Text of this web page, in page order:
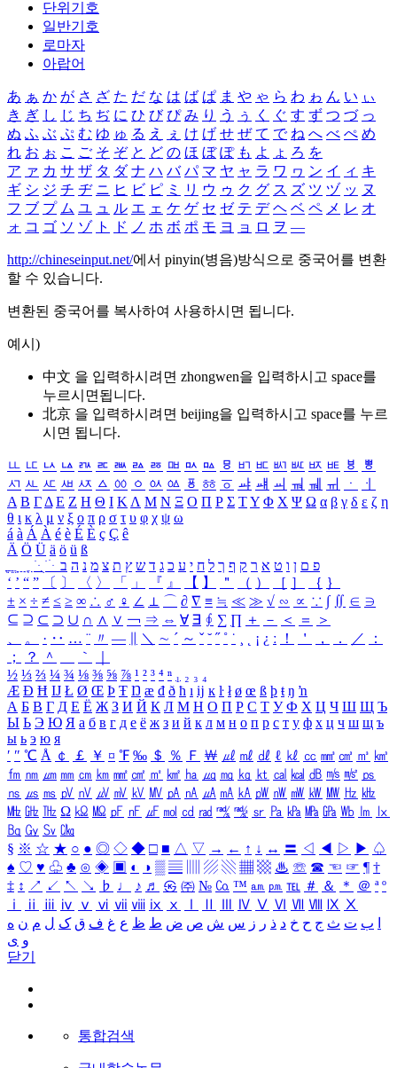
단위기호
일반기호
로마자
아랍어
あ ぁ か が さ ざ た だ な は ば ぱ ま や ゃ ら わ ゎ ん い ぃ
き ぎ し じ ち ぢ に ひ び ぴ み り う ぅ く ぐ す ず つ づ っ
ぬ ふ ぶ ぷ む ゆ ゅ る え ぇ け げ せ ぜ て で ね へ べ ぺ め
れ お ぉ こ ご そ ぞ と ど の ほ ぼ ぽ も よ ょ ろ を
ア ァ カ サ ザ タ ダ ナ ハ バ パ マ ヤ ャ ラ ワ ヮ ン イ ィ キ
ギ シ ジ チ ヂ ニ ヒ ビ ピ ミ リ ウ ゥ ク グ ス ズ ツ ヅ ッ ヌ
フ ブ プ ム ユ ュ ル エ ェ ケ ゲ セ ゼ テ デ ヘ ベ ペ メ レ オ
ォ コ ゴ ソ ゾ ト ド ノ ホ ボ ポ モ ヨ ョ ロ ヲ ―
http://chineseinput.net/에서 pinyin(병음)방식으로 중국어를 변환
할 수 있습니다.
변환된 중국어를 복사하여 사용하시면 됩니다.
예시)
中文 을 입력하시려면 zhongwen을 입력하시고 space를
누르시면됩니다.
北京 을 입력하시려면 beijing을 입력하시고 space를 누르
시면 됩니다.
ㅥ ㅦ ㅧ ㅨ ㅩ ㅪ ㅫ ㅬ ㅭ ㅮ ㅯ ㅰ ㅱ ㅲ ㅳ ㅴ ㅵ ㅶ ㅷ ㅸ
ㅹ
ㅺ ㅻ ㅼ ㅽ ㅾ ㅿ ㆀ ㆁ ㆂ ㆃ ㆄ ㆅ ㆆ ㆇ ㆈ ㆉ ㆊ ㆋ ㆌ ㆍ
ㆎ
Α Β ΓΔ Ε Ζ Η Θ Ι ΚΛ Μ Ν Ξ Ο Π Ρ Σ ΤΥ Φ Χ Ψ Ω α β γ δ ε ζ η
θ ι κ λ μ ν ξ ο π ρ σ τ υ φ χ ψ ω
á à Á À é è É È ç Ç ê
Ä Ö Ü ä ö ü ß
ִֶֹ ֻּ ׁׂ פ ם ן ו ט א ר ק ף ך ל ח י ע כ ג ד ש ץ ת צ מ נ ה ב
‘ ’ “ ” 〔 〕 〈 〉 「 」 『 』 【 】 ＂ （ ） ［ ］ ｛ ｝
± × ÷ ≠ ≤ ≥ ∞ ∴ ♂ ♀ ∠ ⊥ ⌒ ∂ ∇ ≡ ≒ ≪ ≫ √ ∽ ∝ ∵ ∫ ∬ ∈ ∋
⊆ ⊇ ⊂ ⊃ ∪ ∩ ∧ ∨ ￢ ⇒ ⇔ ∀ ∃ ∮ ∑ ∏ ＋ － ＜ ＝
＞
、
。 · ‥ … ¨ 〃 ― ＼ ∼ ´ ～ ˇ ˘ ˝ ˚ ˙ ¸ ¡ ¿ ː ！ ＇ ， ． ／
：
；
？ ＾ ｀
½ ⅓ ⅔ ¼ ¾ ⅛ ⅜ ⅝ ⅞ ¹ ² ³ ⁴ ⁿ ₁ ₂ ₃ ₄
Æ Ð Ħ Ĳ Ł Ø Œ Þ Ŧ Ŋ æ đ ð ħ ı ĳ ĸ ŀ ł ø œ ß þ ŧ ŋ ŉ
А Б В Г Д Е Ё Ж З И Й К Л М Н О П Р С Т У Ф Х Ц Ч Ш Щ Ъ
Ы Ь Э Ю Я а б в г д е ё ж з и й к л м н о п р с т у ф х ц ч ш щ ъ
ы ь э ю я
′ ″ ℃ Å ￠ ￡ ￥ ¤ ℉ ‰ ＄ ％ Ｆ ￦ ㎕ ㎖ ㎗ ℓ ㎘ ㏄ ㎣ ㎤ ㎥ ㎦
㎙ ㎚ ㎛ ㎜ ㎝ ㎞ ㎟ ㎠ ㎡ ㎢ ㏊ ㎍ ㎎ ㎏ ㏏ ㎈ ㎉ ㏈ ㎧ ㎨ ㎰
㎱ ㎲ ㎳ ㎴ ㎵ ㎶ ㎷ ㎸ ㎹ ㎀ ㎁ ㎂ ㎃ ㎄ ㎺ ㎻ ㎽ ㎾ ㎿ ㎐ ㎑
㎒ ㎓ ㎔ Ω ㏀ ㏁ ㎊ ㎋ ㎌ ㏖ ㏅ ㎭ ㎮ ㎯ ㏛ ㎩ ㎪ ㎫ ㎬ ㏝ ㏐
㏓
㏃ ㏉ ㏜ ㏆
§ ※ ☆ ★ ○ ● ◎ ◇ ◆ □ ■ △ ▽ → ← ↑ ↓ ↔ 〓 ◁ ◀ ▷ ▶ ♤
♠ ♡ ♥ ♧ ♣ ⊙ ◈ ▣ ◐ ◑ ▒ ▤ ▨ ▧ ▦ ▩ ♨ ☏ ☎ ☜ ☞ ¶ †
‡ ↕ ↗ ↙ ↖ ↘ ♭ ♩ ♪ ♬ ㉿ ㈜ № ㏇ ™ ㏂ ㏘ ℡ ＃ ＆ ＊ ＠ ª º
ⅰ
ⅱ ⅲ ⅳ ⅴ ⅵ ⅶ ⅷ ⅸ ⅹ Ⅳ Ⅴ Ⅵ Ⅶ Ⅷ Ⅸ Ⅹ
ب ت ث ج ح خ د ذ ر ز س ش ص ض ط ظ ع غ ف ق ک ل م ن ه
و ی
닫기
통합검색